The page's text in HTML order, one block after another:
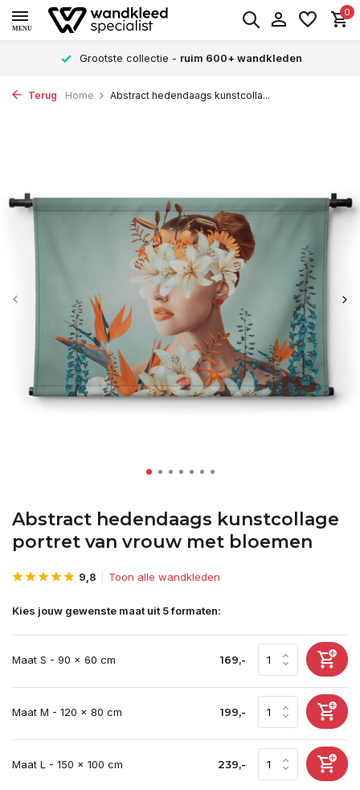
MENU
0
Grootste collectie - ruim 600+ wandkleden
Terug Home Abstract hedendaags kunstcolla...
Abstract hedendaags kunstcollage
portret van vrouw met bloemen
9,8 Toon alle wandkleden
Kies jouw gewenste maat uit 5 formaten:
Maat S - 90 x 60 cm 169,-
Maat M - 120 x 80 cm 199,-
Maat L - 150 x 100 cm 239,-